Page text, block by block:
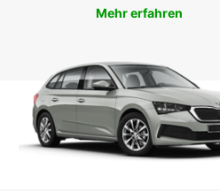
Mehr erfahren